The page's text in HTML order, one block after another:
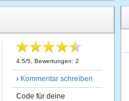
4.5/5 , Bewertungen: 2
› Kommentar schreiben
Code für deine